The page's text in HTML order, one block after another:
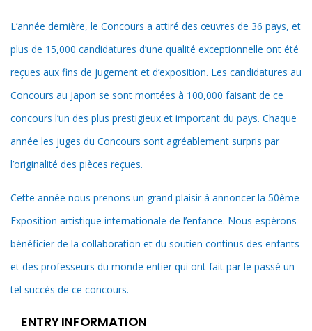
L’année dernière, le Concours a attiré des œuvres de 36 pays, et
plus de 15,000 candidatures d’une qualité exceptionnelle ont été
reçues aux fins de jugement et d’exposition. Les candidatures au
Concours au Japon se sont montées à 100,000 faisant de ce
concours l’un des plus prestigieux et important du pays. Chaque
année les juges du Concours sont agréablement surpris par
l’originalité des pièces reçues.
Cette année nous prenons un grand plaisir à annoncer la 50ème
Exposition artistique internationale de l’enfance. Nous espérons
bénéficier de la collaboration et du soutien continus des enfants
et des professeurs du monde entier qui ont fait par le passé un
tel succès de ce concours.
ENTRY INFORMATION